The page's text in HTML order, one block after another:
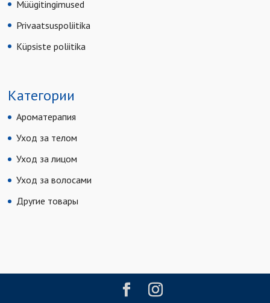
Müügitingimused
Privaatsuspoliitika
Küpsiste poliitika
Категории
Ароматерапия
Уход за телом
Уход за лицом
Уход за волосами
Другие товары